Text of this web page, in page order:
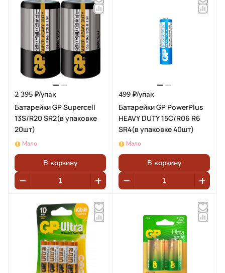
2 395 ₽/упак
Батарейки GP Supercell
13S/R20 SR2(в упаковке
20шт)
Мало
В корзину
499 ₽/упак
Батарейки GP PowerPlus
HEAVY DUTY 15C/R06 R6
SR4(в упаковке 40шт)
Мало
В корзину